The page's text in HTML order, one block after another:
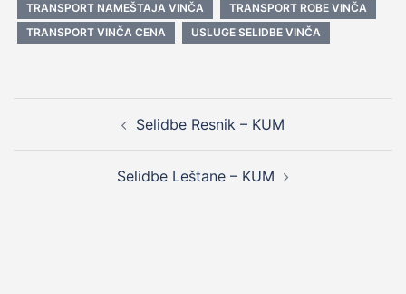
TRANSPORT NAMEŠTAJA VINČA
TRANSPORT ROBE VINČA
TRANSPORT VINČA CENA
USLUGE SELIDBE VINČA
navigation
Selidbe Resnik – KUM
Selidbe Leštane – KUM